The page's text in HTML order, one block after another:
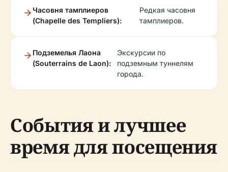
Часовня тамплиеров
(Chapelle des Templiers):
Редкая часовня
тамплиеров.
Подземелья Лаона
(Souterrains de Laon):
Экскурсии по
подземным туннелям
города.
События и лучшее
время для посещения